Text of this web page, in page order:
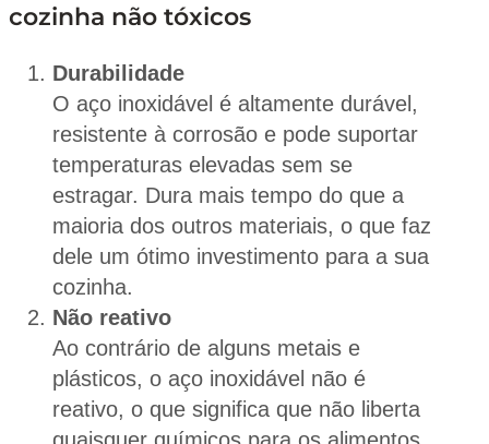
cozinha não tóxicos
Durabilidade
O aço inoxidável é altamente durável,
resistente à corrosão e pode suportar
temperaturas elevadas sem se
estragar. Dura mais tempo do que a
maioria dos outros materiais, o que faz
dele um ótimo investimento para a sua
cozinha.
Não reativo
Ao contrário de alguns metais e
plásticos, o aço inoxidável não é
reativo, o que significa que não liberta
quaisquer químicos para os alimentos.